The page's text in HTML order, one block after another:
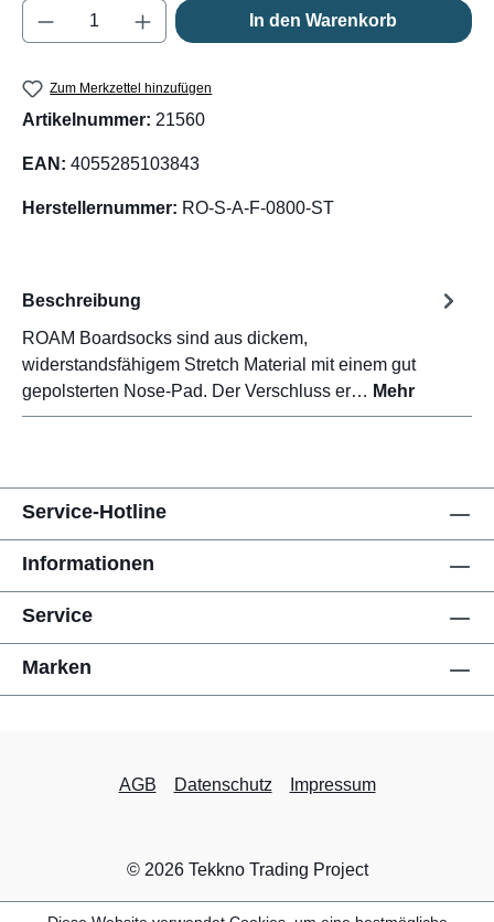
Produkt Anzahl: Gib den gewünschten
In den Warenkorb
Zum Merkzettel hinzufügen
Artikelnummer: 21560
EAN: 4055285103843
Herstellernummer: RO-S-A-F-0800-ST
Beschreibung
ROAM Boardsocks sind aus dickem,
widerstandsfähigem Stretch Material mit einem gut
gepolsterten Nose-Pad. Der Verschluss er… Mehr
Service-Hotline
Informationen
Service
Marken
AGB Datenschutz Impressum
© 2026 Tekkno Trading Project